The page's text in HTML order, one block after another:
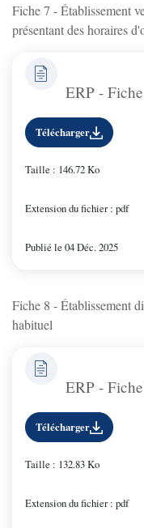
Fiche 7 - Établissement
présentant des horaires
ERP -
Télécharger
Taille : 146.72 Ko
Extension du fichier : pdf
Publié le 04 Déc. 2025
Fiche 8 - Établissement
habituel
ERP -
Télécharger
Taille : 132.83 Ko
Extension du fichier : pdf